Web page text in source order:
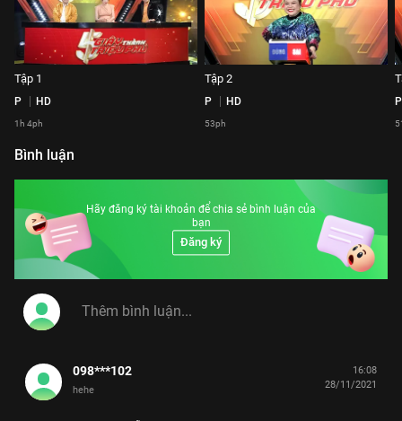
Tập 1
P HD
1h 4ph
Tập 2
P HD
53ph
P
Bình luận
Hãy đăng ký tài khoản để chia sẻ bình luận của
bạn
Đăng ký
098***102
hehe
16:08
28/11/2021